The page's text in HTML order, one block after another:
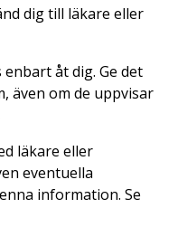
dig till läkare eller
åt dig. Ge det
även om de uppvisar
läkare eller
eventuella
information. Se